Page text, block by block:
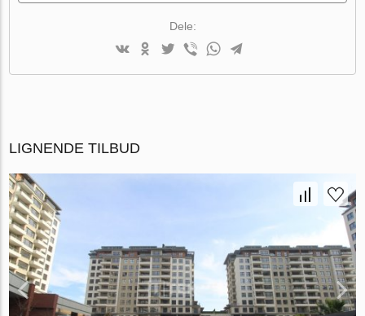
Dele:
LIGNENDE TILBUD